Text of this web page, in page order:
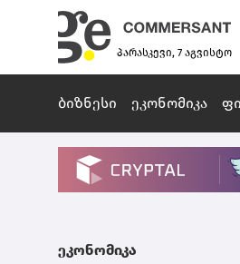
პარასკევი, 7 აგვისტო
ბიზნესი ეკონომიკა
ეკონომიკა